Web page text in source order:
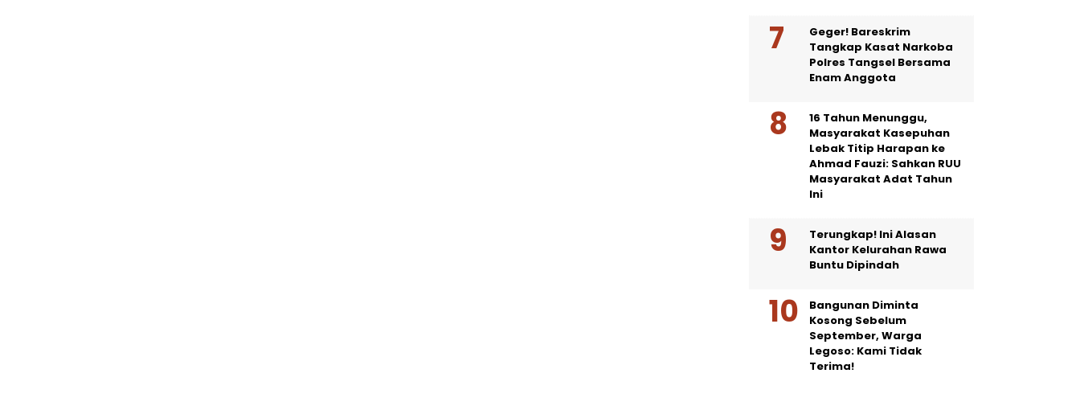
Geger! Bareskrim
Tangkap Kasat Narkoba
Polres Tangsel Bersama
Enam Anggota
16 Tahun Menunggu,
Masyarakat Kasepuhan
Lebak Titip Harapan ke
Ahmad Fauzi: Sahkan RUU
Masyarakat Adat Tahun
Ini
Terungkap! Ini Alasan
Kantor Kelurahan Rawa
Buntu Dipindah
Bangunan Diminta
Kosong Sebelum
September, Warga
Legoso: Kami Tidak
Terima!